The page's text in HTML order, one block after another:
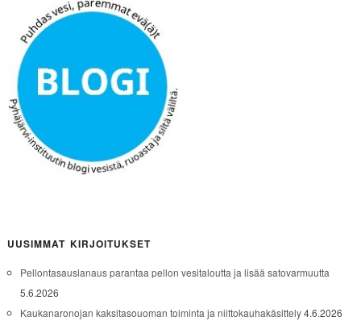
UUSIMMAT KIRJOITUKSET
Pellontasauslanaus parantaa pellon vesitaloutta ja lisää satovarmuutta
5.6.2026
Kaukanaronojan kaksitasouoman toiminta ja niittokauhakäsittely4.6.2026